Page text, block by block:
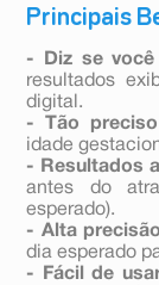
Principais
- Diz se você
resultados
digital.
- Tão preciso
idade
- Resultados
antes do
esperado).
- Alta
dia esperado
- Fácil de